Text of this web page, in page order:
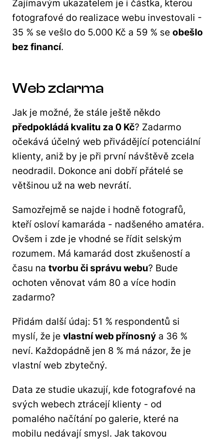
Zajímavým ukazatelem je i částka, kterou
fotografové do realizace webu investovali -
35 % se vešlo do 5.000 Kč a 59 % se obešlo
bez financí.
Web zdarma
Jak je možné, že stále ještě někdo
předpokládá kvalitu za 0 Kč? Zadarmo
očekává účelný web přivádějící potenciální
klienty, aniž by je při první návštěvě zcela
neodradil. Dokonce ani dobří přátelé se
většinou už na web nevrátí.
Samozřejmě se najde i hodně fotografů,
kteří osloví kamaráda - nadšeného amatéra.
Ovšem i zde je vhodné se řídit selským
rozumem. Má kamarád dost zkušeností a
času na tvorbu či správu webu? Bude
ochoten věnovat vám 80 a více hodin
zadarmo?
Přidám další údaj: 51 % respondentů si
myslí, že je vlastní web přínosný a 36 %
neví. Každopádně jen 8 % má názor, že je
vlastní web zbytečný.
Data ze studie ukazují, kde fotografové na
svých webech ztrácejí klienty - od
pomalého načítání po galerie, které na
mobilu nedávají smysl. Jak takovou